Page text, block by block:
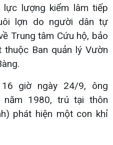
lượng kiểm lâm tiếp
lợn do người dân tự
Trung tâm Cứu hộ, bảo
Ban quản lý Vườn
giờ ngày 24/9, ông
năm 1980, trú tại thôn
phát hiện một con khỉ